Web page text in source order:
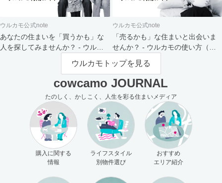
ウルカモ公式note
あなたの住まいを「買うかも」な
人を探してみませんか？ - ウルカ
ウルカモ公式note
「売るかも」な住まいと出会いま
せんか？ - ウルカモの使い方（買
主さま向け）
ウルカモトップを見る
cowcamo JOURNAL
たのしく、かしこく、人生を彩る住まいメディア
購入に関する
情報
ライフスタイル
別物件選び
おすすめ
エリア紹介